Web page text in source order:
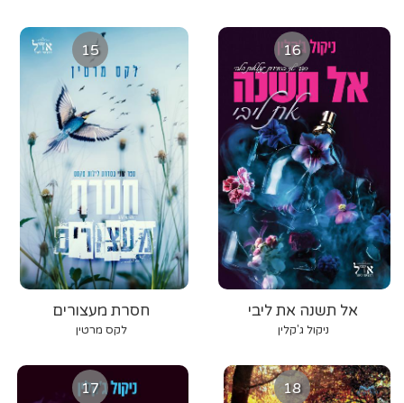
15
חסרת מעצורים
לקס מרטין
16
אל תשנה את ליבי
ניקול ג'קלין
17 18